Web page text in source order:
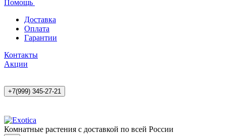
Помощь
Доставка
Оплата
Гарантии
Контакты
Акции
+7(999) 345-27-21
Комнатные растения с доставкой по всей России